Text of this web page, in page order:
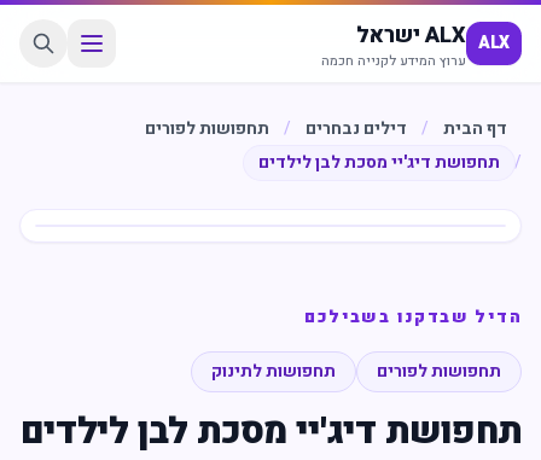
ALX ALX ישראל
ערוץ המידע לקנייה חכמה
דף הבית / דילים נבחרים /
תחפושות לפורים
/
תחפושת דיג'יי מסכת לבן לילדים
הדיל שבדקנו בשבילכם
תחפושות לפורים תחפושות לתינוק
תחפושת דיג'יי מסכת לבן לילדים